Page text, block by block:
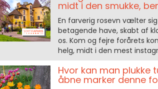
midt i den smukke,
En farverig rosevn vælter sig
betagende have, skabt af
os. Kom og fejre forårets
helg, midt i den mest
Hvor kan man plukke
åbne marker denne